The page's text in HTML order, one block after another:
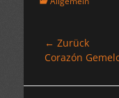
← Zurück
Vorheriger
Corazón